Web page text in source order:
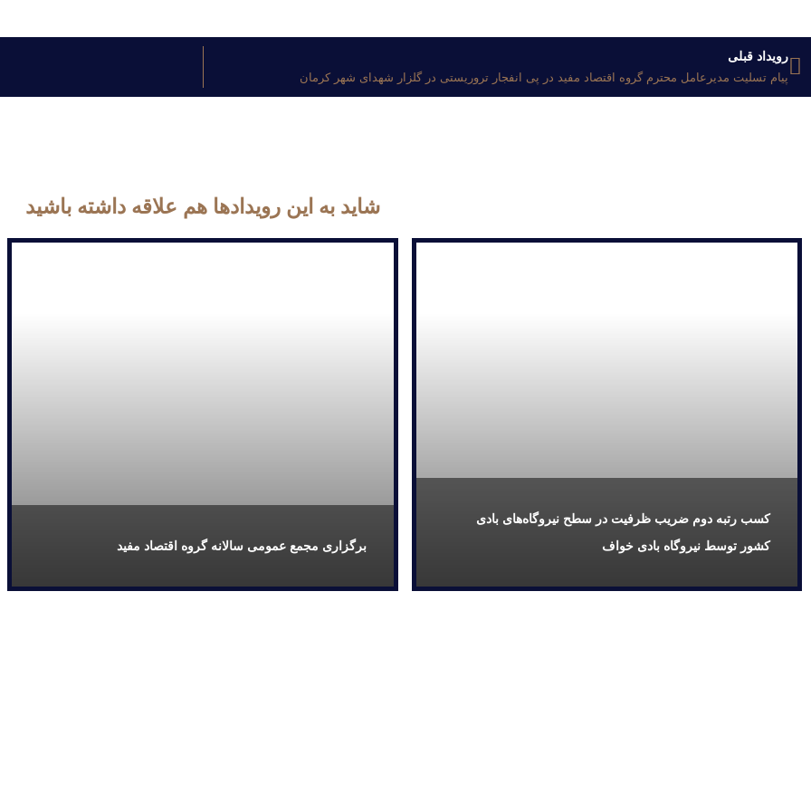
قبلی
رویداد قبلی
پیام تسلیت مدیرعامل محترم گروه اقتصاد مفید در پی انفجار تروریستی در گلزار شهدای شهر کرمان
شاید به این رویداد‌ها هم علاقه داشته باشید
کسب رتبه دوم ضریب ظرفیت در سطح نیروگاه‌های بادی
کشور توسط نیروگاه بادی خواف
برگزاری مجمع عمومی سالانه گروه اقتصاد مفید